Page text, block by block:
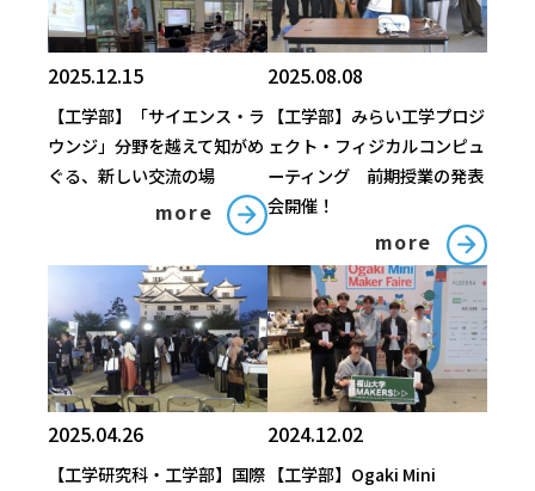
2025.12.15
【工学部】「サイエンス・ラ
ウンジ」分野を越えて知がめ
ぐる、新しい交流の場
more
2025.08.08
【工学部】みらい工学プロジ
ェクト・フィジカルコンピュ
ーティング 前期授業の発表
会開催！
more
2025.04.26
【工学研究科・工学部】国際
2024.12.02
【工学部】Ogaki Mini